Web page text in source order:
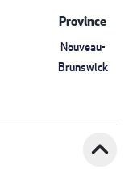
Province
Nouveau-
Brunswick
expand_less